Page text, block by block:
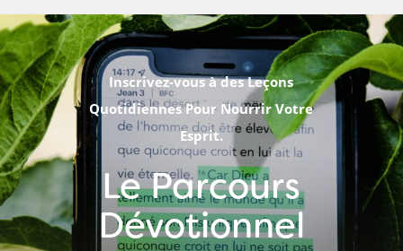
Inscrivez-vous à des Leçons
Quotidiennes Pour Nourrir Votre
Esprit.
Le Parcours
Dévotionnel